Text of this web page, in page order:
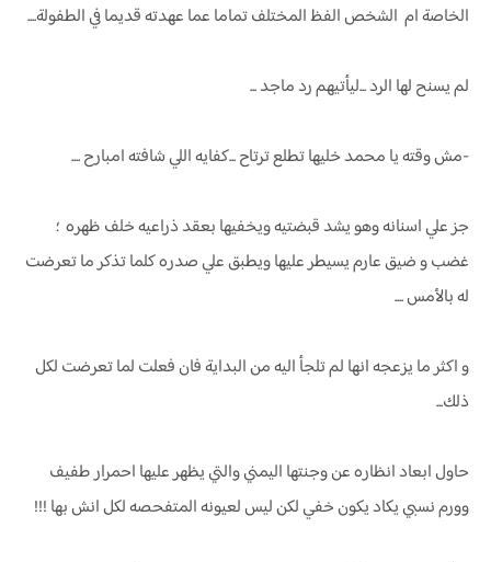
الخاصة ام الشخص الفظ المختلف تماما عما عهدته قديما في الطفولة....
لم يسنح لها الرد ...ليأتيهم رد ماجد ...
-مش وقته يا محمد خليها تطلع ترتاح ...كفايه اللي شافته امبارح ....
جز علي اسنانه وهو يشد قبضتيه ويخفيها بعقد ذراعيه خلف ظهره ؛
غضب و ضيق عارم يسيطر عليها ويطبق علي صدره كلما تذكر ما تعرضت
له بالأمس ....
و اكثر ما يزعجه انها لم تلجأ اليه من البداية فان فعلت لما تعرضت لكل
ذلك...
حاول ابعاد انظاره عن وجنتها اليمني والتي يظهر عليها احمرار طفيف
وورم نسبي يكاد يكون خفي لكن ليس لعيونه المتفحصه لكل انش بها !!!